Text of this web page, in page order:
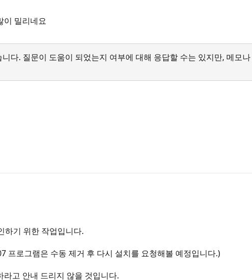
이 밀리네요
다. 질문이 도움이 되었는지 여부에 대해 응답할 수는 있지만, 메모
하기 위한 작업입니다.
로그램은 수동 제거 후 다시 설치를 요청해볼 예정입니다.)
고 안내 드리지 않을 것입니다.